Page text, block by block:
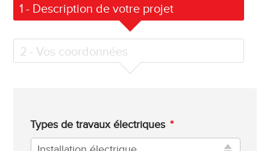
1 - Description de votre projet
2 - Vos coordonnées
Types de travaux électriques *